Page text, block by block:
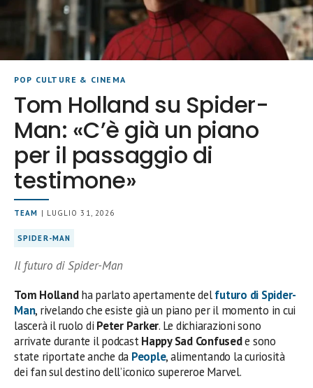
POP CULTURE & CINEMA
Tom Holland su Spider-
Man: «C’è già un piano
per il passaggio di
testimone»
TEAM | LUGLIO 31, 2026
SPIDER-MAN
Il futuro di Spider-Man
Tom Hollandha parlato apertamente delfuturo di Spider-
Man, rivelando che esiste già un piano per il momento in cui
lascerà il ruolo di Peter Parker. Le dichiarazioni sono
arrivate durante il podcastHappy Sad Confusede sono
state riportate anche da People, alimentando la curiosità
dei fan sul destino dell’iconico supereroe Marvel.